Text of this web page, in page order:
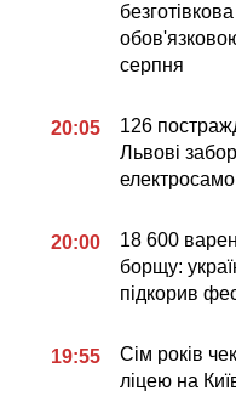
серпня
20:05
126
Львові
20:00
18 600
борщу:
підкорив
19:55
Сім років
ліцею на